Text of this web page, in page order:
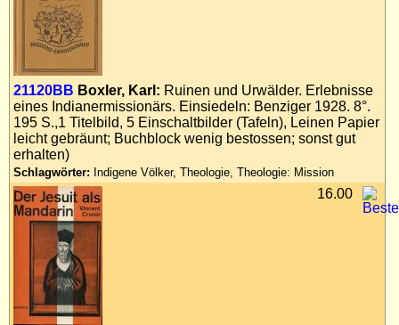
21120BB Boxler, Karl: Ruinen und Urwälder. Erlebnisse
eines Indianermissionärs. Einsiedeln: Benziger 1928. 8°.
195 S.,1 Titelbild, 5 Einschaltbilder (Tafeln), Leinen Papier
leicht gebräunt; Buchblock wenig bestossen; sonst gut
erhalten)
Schlagwörter: Indigene Völker, Theologie, Theologie: Mission
16.00